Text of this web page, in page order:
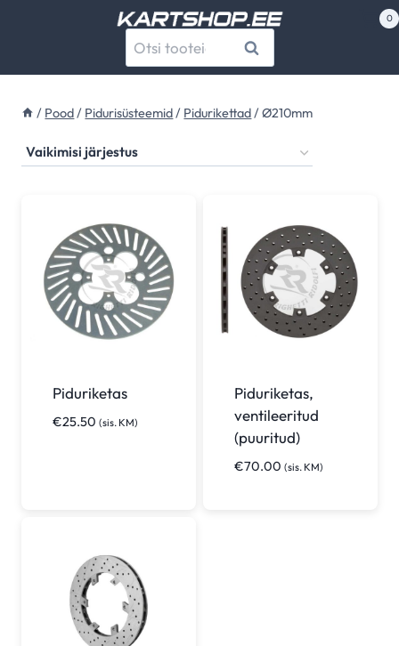
0
Otsi: Otsi
/ Pood/ Pidurisüsteemid/ Pidurikettad/Ø210mm
Piduriketas
€25.50 (sis. KM)
Piduriketas,
ventileeritud
(puuritud)
€70.00 (sis. KM)